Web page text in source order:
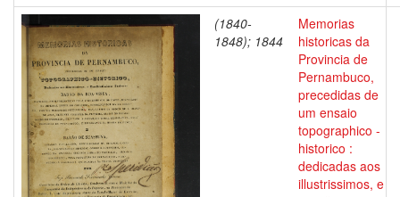
(1840-
1848); 1844
Memorias
historicas da
Provincia de
Pernambuco,
precedidas de
um ensaio
topographico -
historico :
dedicadas aos
illustrissimos, e